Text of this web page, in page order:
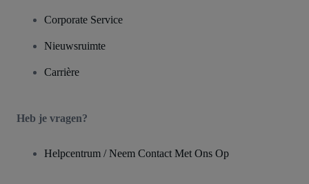
Corporate Service
Nieuwsruimte
Carrière
Heb je vragen?
Helpcentrum / Neem Contact Met Ons Op